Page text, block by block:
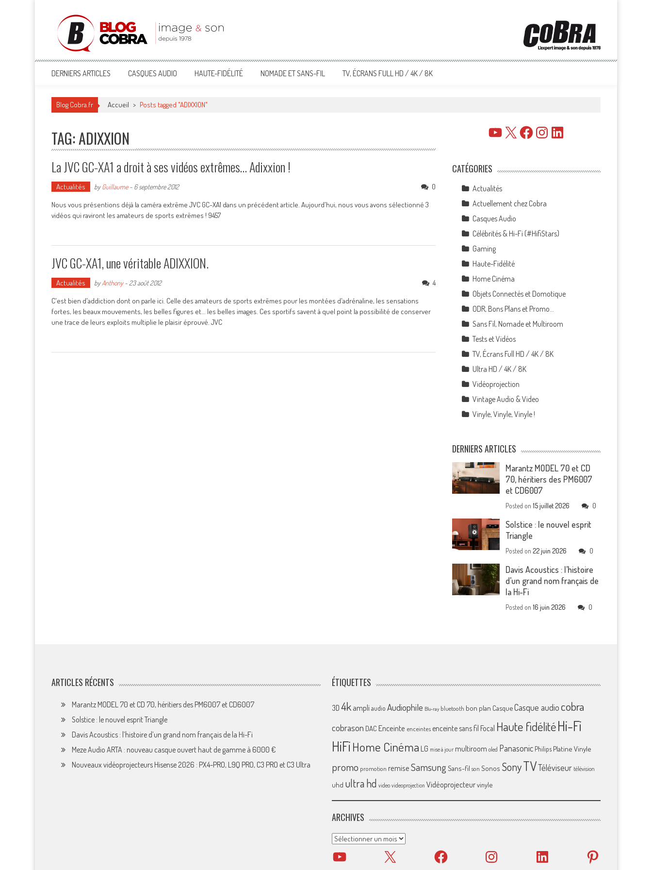
Blog Cobra
Toute l'actu Image & Son !
DERNIERS ARTICLES CASQUES AUDIO HAUTE-FIDÉLITÉ NOMADE ET SANS-FIL TV, ÉCRANS FULL HD / 4K / 8K
Blog Cobra.fr Accueil > Posts tagged "ADIXXION"
TAG: ADIXXION
La JVC GC-XA1 a droit à ses vidéos extrêmes… Adixxion !
Actualités byGuillaume- 6 septembre 2012
0
Nous vous présentions déjà la caméra extrême JVC GC-XA1 dans un précédent article. Aujourd'hui, nous vous avons sélectionné 3
vidéos qui raviront les amateurs de sports extrêmes ! 9457
JVC GC-XA1, une véritable ADIXXION.
Actualités byAnthony- 23 août 2012
4
C'est bien d'addiction dont on parle ici. Celle des amateurs de sports extrêmes pour les montées d'adrénaline, les sensations
fortes, les beaux mouvements, les belles figures et... les belles images. Ces sportifs savent à quel point la possibilité de conserver
une trace de leurs exploits multiplie le plaisir éprouvé. JVC
YouTube
X FacebookInstagramLinkedIn
CATÉGORIES
Actualités
Actuellement chez Cobra
Casques Audio
Célébrités & Hi-Fi (#HifiStars)
Gaming
Haute-Fidélité
Home Cinéma
Objets Connectés et Domotique
ODR, Bons Plans et Promo…
Sans Fil, Nomade et Multiroom
Tests et Vidéos
TV, Écrans Full HD / 4K / 8K
Ultra HD / 4K / 8K
Vidéoprojection
Vintage Audio & Video
Vinyle, Vinyle, Vinyle !
DERNIERS ARTICLES
Marantz MODEL 70 et CD
70, héritiers des PM6007
et CD6007
Posted on15 juillet 2026 0
Solstice : le nouvel esprit
Triangle
Posted on22 juin 2026 0
Davis Acoustics : l’histoire
d’un grand nom français de
la Hi-Fi
Posted on16 juin 2026 0
ARTICLES RÉCENTS
Marantz MODEL 70 et CD 70, héritiers des PM6007 et CD6007
Solstice : le nouvel esprit Triangle
Davis Acoustics : l’histoire d’un grand nom français de la Hi-Fi
Meze Audio ARTA : nouveau casque ouvert haut de gamme à 6000 €
Nouveaux vidéoprojecteurs Hisense 2026 : PX4-PRO, L9Q PRO, C3 PRO et C3 Ultra
ÉTIQUETTES
3D 4k ampliaudio Audiophile Blu-ray bluetooth bon plan CasqueCasque audio cobra
cobrason DAC Enceinte enceintes enceinte sans fil Focal Haute fidélitéHi-Fi
HiFiHome Cinéma LG mise à jour multiroom oled Panasonic Philips Platine Vinyle
promo promotion remiseSamsungSans-fil son Sonos SonyTVTéléviseur télévision
uhd ultra hd video videoprojection Vidéoprojecteurvinyle
ARCHIVES
Archives
YouTube X Facebook Instagram LinkedIn Pinterest